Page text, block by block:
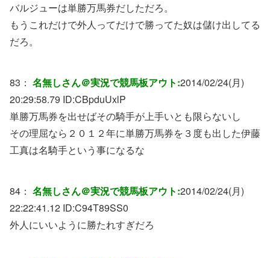
バルジューは単勝万馬券だしただろ。
もうこれだけで外人ってだけで勝ってた奴は儲け出してる
だろ。
83： 名無しさん＠実況で競馬板アウト:2014/02/24(月)
20:29:58.79 ID:CBpduUxlP
単勝万馬券を出せばその騎手が上手いとも限らないし
その理屈なら２０１２年に単勝万馬券を３度も出した伊藤
工真は名騎手という事になるな
84： 名無しさん＠実況で競馬板アウト:2014/02/24(月)
22:22:41.12 ID:C94T89SS0
外人にいいように勝たれすぎだろ